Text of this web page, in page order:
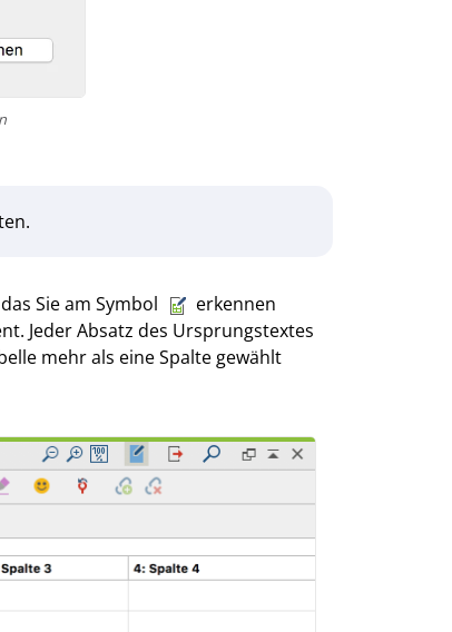
Sie am Symbol
erkennen
Jeder Absatz des Ursprungstextes
mehr als eine Spalte gewählt